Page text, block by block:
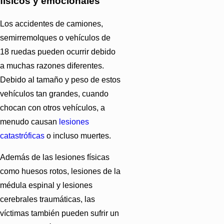
Los accidentes de camiones,
semirremolques o vehículos de
18 ruedas pueden ocurrir debido
a muchas razones diferentes.
Debido al tamaño y peso de estos
vehículos tan grandes, cuando
chocan con otros vehículos, a
menudo causan lesiones
catastróficas o incluso muertes.
Además de las lesiones físicas
como huesos rotos, lesiones de la
médula espinal y lesiones
cerebrales traumáticas, las
víctimas también pueden sufrir un